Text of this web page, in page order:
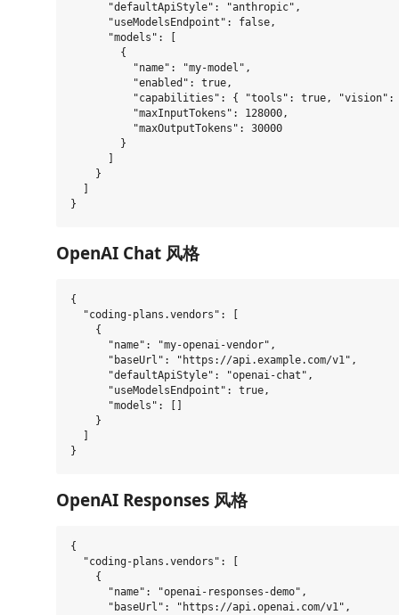
      "defaultApiStyle": "anthropic",
      "useModelsEndpoint": false,
      "models": [
        {
          "name": "my-model",
          "enabled": true,
"capabilities": { "tools": true, "vision":
          "maxInputTokens": 128000,
          "maxOutputTokens": 30000
        }
    }
OpenAI Chat 风格
{
  "coding-plans.vendors": [
    {
      "name": "my-openai-vendor",
      "baseUrl": "https://api.example.com/v1",
      "defaultApiStyle": "openai-chat",
      "useModelsEndpoint": true,
      "models": []
    }
OpenAI Responses 风格
{
  "coding-plans.vendors": [
    {
      "name": "openai-responses-demo",
      "baseUrl": "https://api.openai.com/v1",